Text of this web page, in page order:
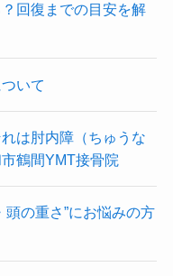
回復までの目安を解
いて
は肘内障（ちゅうな
鶴間YMT接骨院
頭の重さ”にお悩みの方